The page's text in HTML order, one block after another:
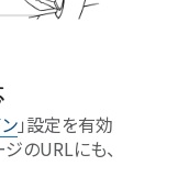
」設定を有効
のURLにも、